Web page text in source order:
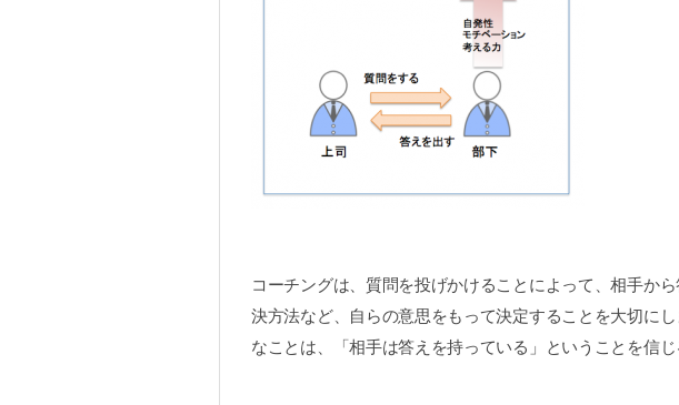
コーチングは、質問を投げかけることによって、相手か
決方法など、自らの意思をもって決定することを大切に
なことは、「相手は答えを持っている」ということを信じ